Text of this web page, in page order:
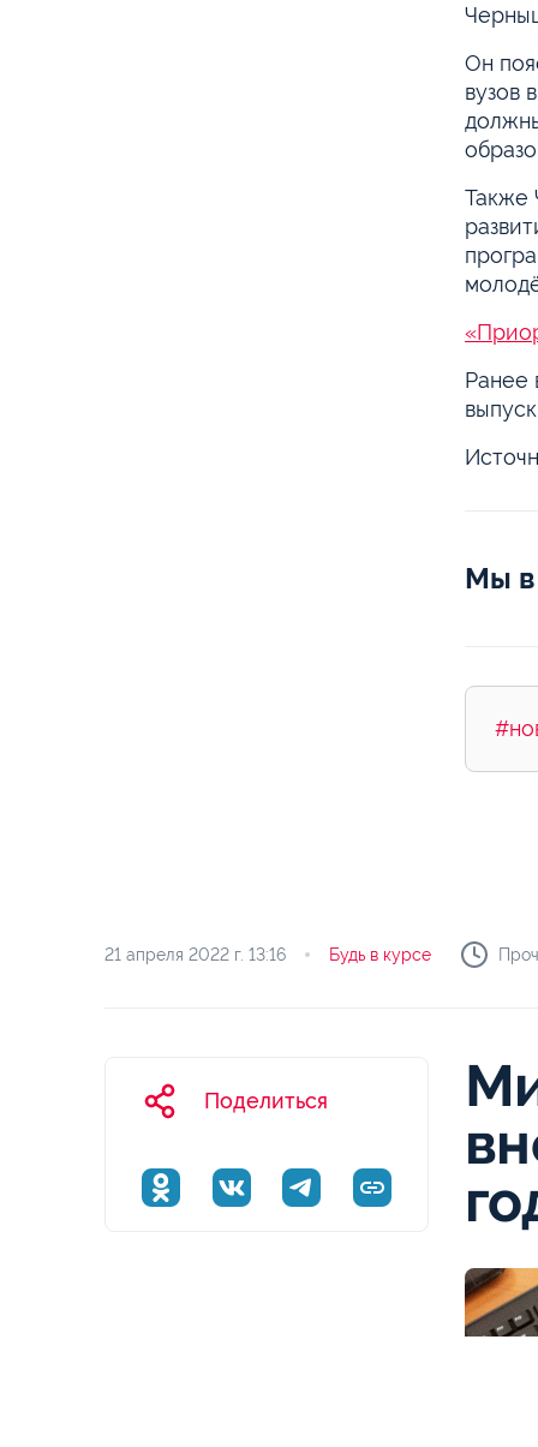
Он
вузов
Также
Ранее
Мы в
21 апреля 2022 г. 13:16 Будь в курсе
Поделиться